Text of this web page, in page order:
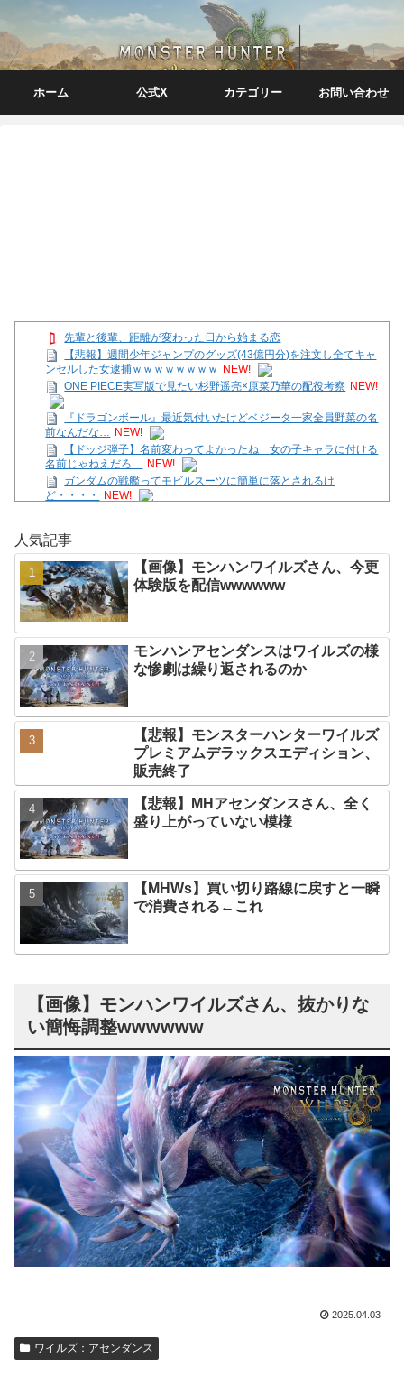
ホーム 公式X カテゴリー お問い合わせ
先輩と後輩、距離が変わった日から始まる恋
【悲報】週間少年ジャンプのグッズ(43億円分)を注文し全てキャ
ンセルした女逮捕ｗｗｗｗｗｗｗｗ
NEW!
ONE PIECE実写版で見たい杉野遥亮×原菜乃華の配役考察 NEW!
『ドラゴンボール』最近気付いたけどベジータ一家全員野菜の名
前なんだな… NEW!
【ドッジ弾子】名前変わってよかったね 女の子キャラに付ける
名前じゃねえだろ… NEW!
ガンダムの戦艦ってモビルスーツに簡単に落とされるけ
ど・・・・
NEW!
【ガークリ】正統派だけど、デッッッカって感じの水着のマネ、
ラファエ口、セッシュウへの反応！！！
NEW!
PS5がこのまま終わると思ってるやつwwwwww NEW!
【悲報】週間少年ジャンプのグッズ(43億円分)を注文し全てキャ
ンセルした女逮捕ｗｗｗｗｗｗｗｗ
【テトリス９９/参加型】ほんの30分だけの時間。
Powered by livedoor 相互RSS
人気記事
【画像】モンハンワイルズさん、今更
体験版を配信wwwwww
モンハンアセンダンスはワイルズの様
な惨劇は繰り返されるのか
【悲報】モンスターハンターワイルズ
プレミアムデラックスエディション、
販売終了
【悲報】MHアセンダンスさん、全く
盛り上がっていない模様
【MHWs】買い切り路線に戻すと一瞬
で消費される←これ
【画像】モンハンワイルズさん、抜かりな
い簡悔調整wwwwww
2025.04.03
ワイルズ：アセンダンス